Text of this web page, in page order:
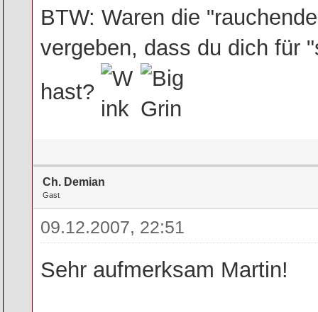
BTW: Waren die
vergeben, dass du dich für
hast?
Ch. Demian
Gast
09.12.2007, 22:51
Sehr aufmerksam Martin!